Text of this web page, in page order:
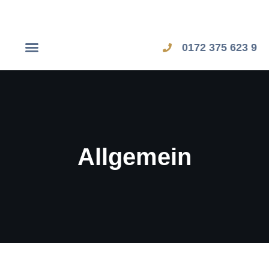
0172 375 623 9
Allgemein